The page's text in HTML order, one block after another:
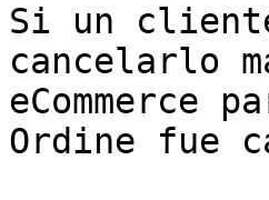
Si un
cancelarlo
eCommerce
Ordine fue